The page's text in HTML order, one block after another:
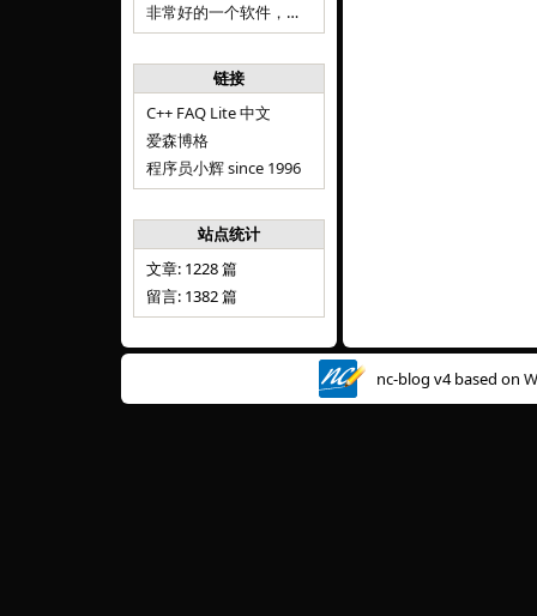
非常好的一个软件，恭喜。
链接
C++ FAQ Lite 中文
爱森博格
程序员小辉 since 1996
站点统计
文章: 1228 篇
留言: 1382 篇
nc-blog v4 based on